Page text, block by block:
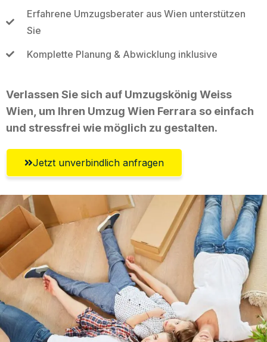
Erfahrene Umzugsberater aus Wien unterstützen
Sie
Komplette Planung & Abwicklung inklusive
Verlassen Sie sich auf Umzugskönig Weiss
Wien, um Ihren Umzug Wien Ferrara so einfach
und stressfrei wie möglich zu gestalten.
Jetzt unverbindlich anfragen